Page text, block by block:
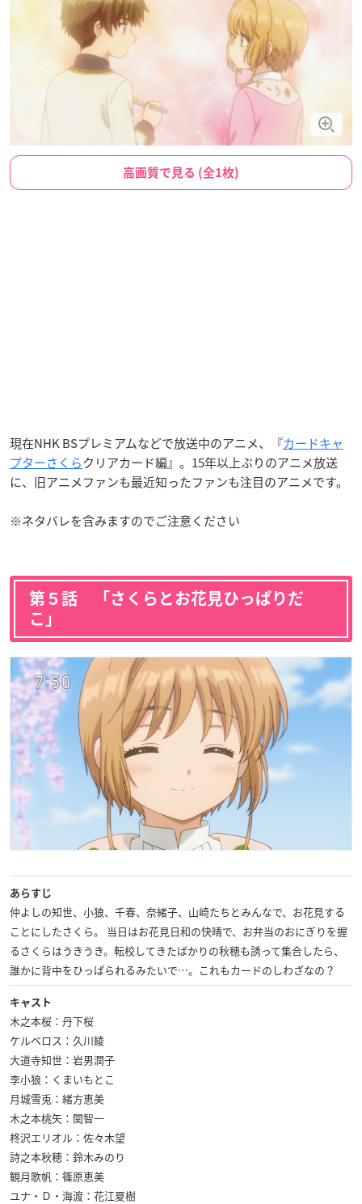
高画質で見る (全1枚)
現在NHK BSプレミアムなどで放送中のアニメ、『カードキャ
プターさくらクリアカード編』。15年以上ぶりのアニメ放送
に、旧アニメファンも最近知ったファンも注目のアニメです。
※ネタバレを含みますのでご注意ください
第５話 「さくらとお花見ひっぱりだ
こ」
あらすじ
仲よしの知世、小狼、千春、奈緒子、山崎たちとみんなで、お花見する
ことにしたさくら。 当日はお花見日和の快晴で、お弁当のおにぎりを握
るさくらはうきうき。転校してきたばかりの秋穂も誘って集合したら、
誰かに背中をひっぱられるみたいで…。これもカードのしわざなの？
キャスト
木之本桜：丹下桜
ケルベロス：久川綾
大道寺知世：岩男潤子
李小狼：くまいもとこ
月城雪兎：緒方恵美
木之本桃矢：関智一
柊沢エリオル：佐々木望
詩之本秋穂：鈴木みのり
観月歌帆：篠原恵美
ユナ・Ｄ・海渡：花江夏樹